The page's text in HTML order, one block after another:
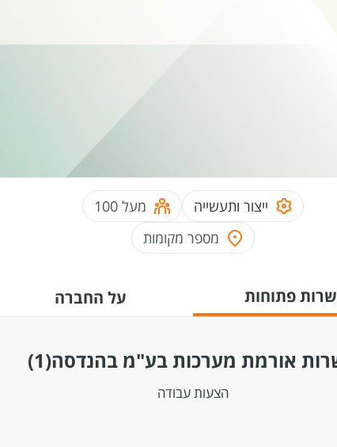
ייצור ותעשייה
מעל 100
מספר מקומות
פתוחות על החברה
אורמת מערכות בע"מ בהנדסה(1)
הצעות עבודה